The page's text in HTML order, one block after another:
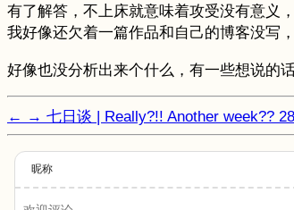
有了解答，不上床就意味着攻受没有意义
我好像还欠着一篇作品和自己的博客没写
好像也没分析出来个什么，有一些想说的
← → 七日谈 | Really?!! Another week??
昵称